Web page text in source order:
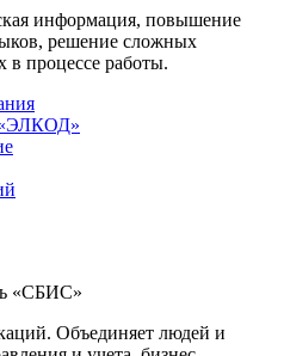
информация, повышение
решение сложных
процессе работы.
«ЭЛКОД»
«СБИС»
Объединяет людей и